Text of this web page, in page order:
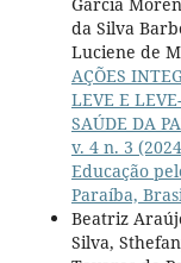
da Silva
Luciene de
AÇÕES
LEVE E
SAÚDE DA
v. 4 n. 3
Educação
Paraíba,
Beatriz
Silva,